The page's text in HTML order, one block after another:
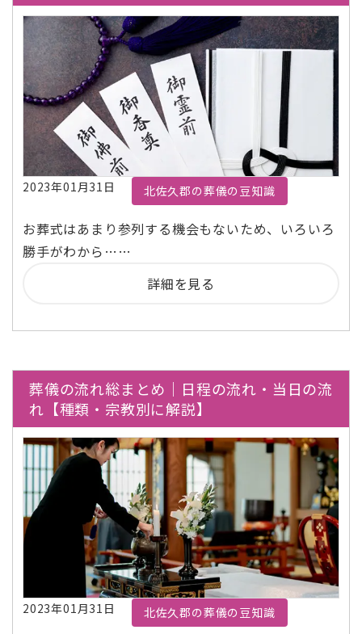
2023年01月31日 北佐久郡の葬儀の豆知識
お葬式はあまり参列する機会もないため、いろいろ
勝手がわから……
詳細を見る
葬儀の流れ総まとめ｜日程の流れ・当日の流
れ【種類・宗教別に解説】
2023年01月31日 北佐久郡の葬儀の豆知識